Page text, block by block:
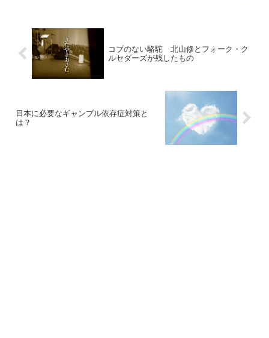
コブのない駱駝 北山修とフォーク・ク
ルセダーズが残したもの
日本に必要なギャンブル依存症対策と
は？